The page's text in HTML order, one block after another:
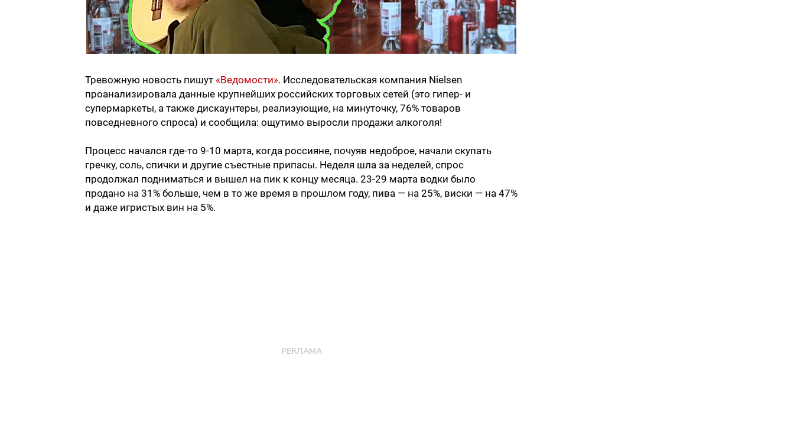
Тревожную новость пишут «Ведомости». Исследовательская компания Nielsen
проанализировала данные крупнейших российских торговых сетей (это гипер- и
супермаркеты, а также дискаунтеры, реализующие, на минуточку, 76% товаров
повседневного спроса) и сообщила: ощутимо выросли продажи алкоголя!
Процесс начался где-то 9-10 марта, когда россияне, почуяв недоброе, начали скупать
гречку, соль, спички и другие съестные припасы. Неделя шла за неделей, спрос
продолжал подниматься и вышел на пик к концу месяца. 23-29 марта водки было
продано на 31% больше, чем в то же время в прошлом году, пива — на 25%, виски — на 47%
и даже игристых вин на 5%.